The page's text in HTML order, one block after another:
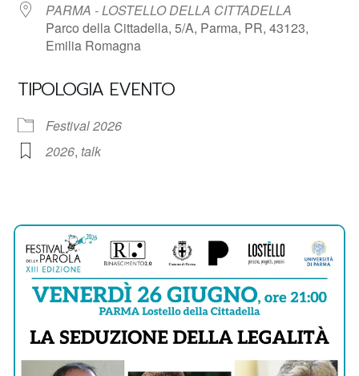
PARMA - LOSTELLO DELLA CITTADELLA
Parco della Cittadella, 5/A, Parma, PR, 43123,
Emilia Romagna
TIPOLOGIA EVENTO
Festival 2026
2026, talk